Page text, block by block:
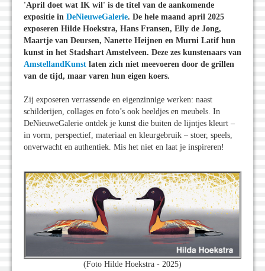
'April doet wat IK wil' is de titel van de aankomende
expositie in DeNieuweGalerie. De hele maand april 2025
exposeren Hilde Hoekstra, Hans Fransen, Elly de Jong,
Maartje van Deursen, Nanette Heijnen en Murni Latif hun
kunst in het Stadshart Amstelveen. Deze zes kunstenaars van
AmstellandKunst laten zich niet meevoeren door de grillen
van de tijd, maar varen hun eigen koers.
Zij exposeren verrassende en eigenzinnige werken: naast
schilderijen, collages en foto’s ook beeldjes en meubels. In
DeNieuweGalerie ontdek je kunst die buiten de lijntjes kleurt –
in vorm, perspectief, materiaal en kleurgebruik – stoer, speels,
onverwacht en authentiek. Mis het niet en laat je inspireren!
(Foto Hilde Hoekstra - 2025)